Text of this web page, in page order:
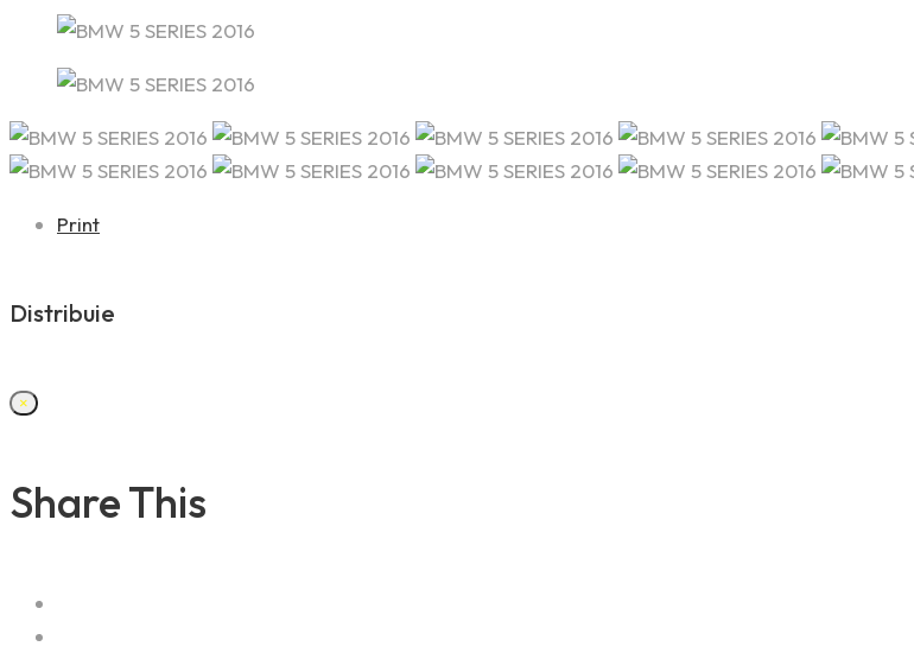
Print
Distribuie
×
Share This